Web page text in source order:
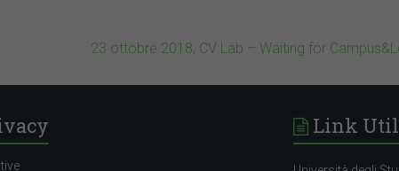
23 ottobre 2018, CV Lab – Waiting for
Link